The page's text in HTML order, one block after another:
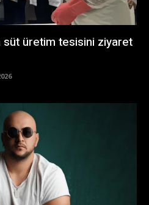
süt üretim tesisini ziyaret